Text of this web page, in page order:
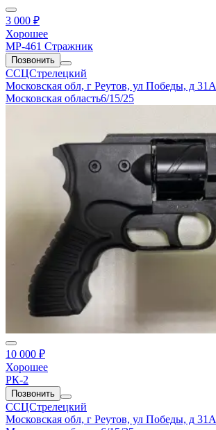
3 000 ₽
Хорошее
МР-461 Стражник
Позвонить
ССЦСтрелецкий
Московская обл, г Реутов, ул Победы, д 31А
Московская область6/15/25
10 000 ₽
Хорошее
РК-2
Позвонить
ССЦСтрелецкий
Московская обл, г Реутов, ул Победы, д 31А